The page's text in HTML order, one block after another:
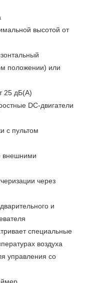
высотой от
положении) или
25 дБ(А)
DC-двигатели
с пультом
внешними
через
и
специальные
воздуха
управления со